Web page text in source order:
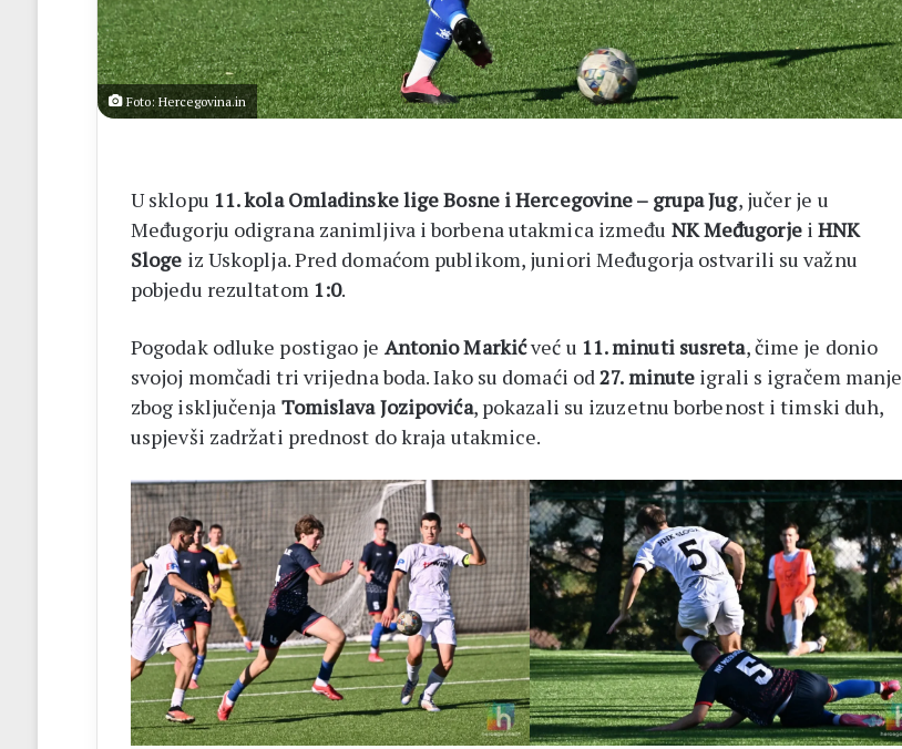
Foto: Hercegovina.in
U sklopu 11. kola Omladinske lige Bosne i Hercegovine – grupa Jug, jučer je u
Međugorju odigrana zanimljiva i borbena utakmica između NK MeđugorjeiHNK
Sloge iz Uskoplja. Pred domaćom publikom, juniori Međugorja ostvarili su važnu
pobjedu rezultatom 1:0.
Pogodak odluke postigao je Antonio Markićveć u 11. minuti susreta, čime je donio
svojoj momčadi tri vrijedna boda. Iako su domaći od27. minute igrali s igračem manje
zbog isključenja Tomislava Jozipovića, pokazali su izuzetnu borbenost i timski duh,
uspjevši zadržati prednost do kraja utakmice.
14
biskupa